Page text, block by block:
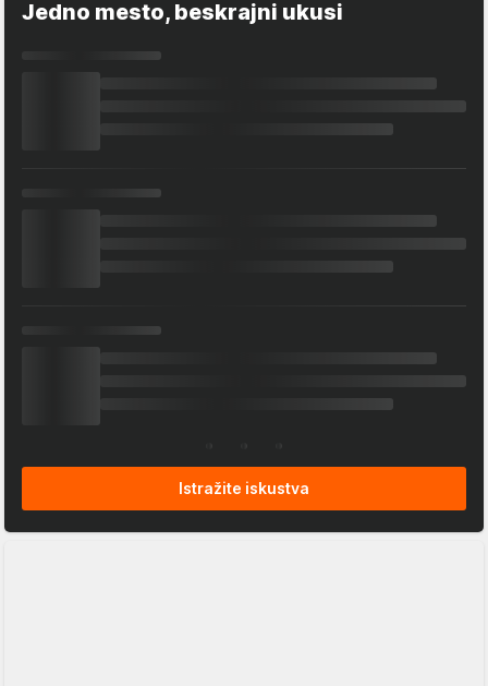
Jedno mesto, beskrajni ukusi
Istražite iskustva